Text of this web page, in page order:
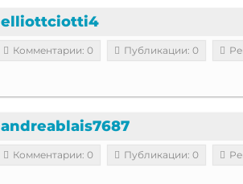
elliottciotti4
Комментарии: 0 Публикации: 0
andreablais7687
Комментарии: 0 Публикации: 0